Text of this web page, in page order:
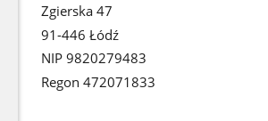
Zgierska 47
91-446 Łódź
NIP 9820279483
Regon 472071833